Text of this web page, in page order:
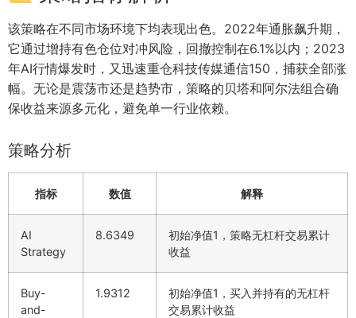
该策略在不同市场环境下均表现出色。2022年通胀飙升期，
它通过增持有色仓位对冲风险，回撤控制在6.1%以内；2023
年AI行情爆发时，又迅速重仓科技传媒通信150，捕获全部涨
幅。无论是震荡市还是趋势市，策略的贝塔和阿尔法组合确
保收益来源多元化，避免单一行业依赖。
策略分析
指标 数值 解释
AI
Strategy
8.6349
初始净值1，策略无杠杆交易累计
收益
Buy-
and-
1.9312
初始净值1，买入并持有的无杠杆
交易累计收益